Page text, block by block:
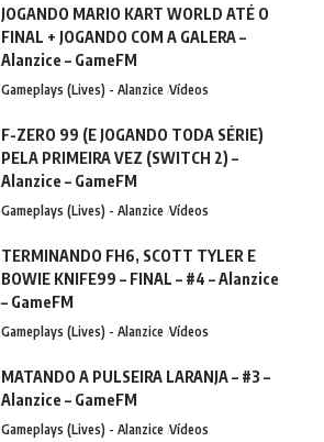
JOGANDO MARIO KART WORLD ATÉ O
FINAL + JOGANDO COM A GALERA –
Alanzice – GameFM
Gameplays (Lives) - Alanzice Vídeos
F-ZERO 99 (E JOGANDO TODA SÉRIE)
PELA PRIMEIRA VEZ (SWITCH 2) –
Alanzice – GameFM
Gameplays (Lives) - Alanzice Vídeos
TERMINANDO FH6, SCOTT TYLER E
BOWIE KNIFE99 – FINAL – #4 – Alanzice
– GameFM
Gameplays (Lives) - Alanzice Vídeos
MATANDO A PULSEIRA LARANJA – #3 –
Alanzice – GameFM
Gameplays (Lives) - Alanzice Vídeos